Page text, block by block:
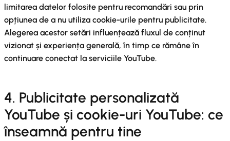
limitarea datelor folosite pentru recomandări sau prin
opțiunea de a nu utiliza cookie-urile pentru publicitate.
Alegerea acestor setări influențează fluxul de conținut
vizionat și experiența generală, în timp ce rămâne în
continuare conectat la serviciile YouTube.
4. Publicitate personalizată
YouTube și cookie-uri YouTube: ce
înseamnă pentru tine